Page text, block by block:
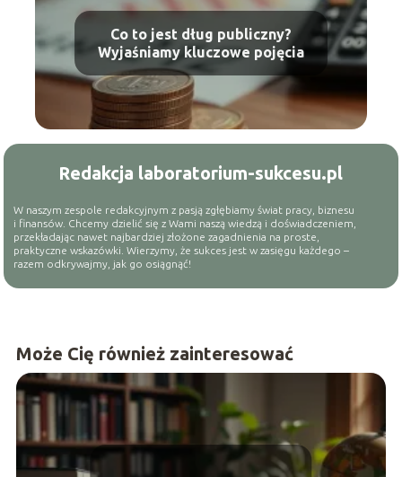
Co to jest dług publiczny?
Wyjaśniamy kluczowe pojęcia
Redakcja laboratorium-sukcesu.pl
W naszym zespole redakcyjnym z pasją zgłębiamy świat pracy, biznesu
i finansów. Chcemy dzielić się z Wami naszą wiedzą i doświadczeniem,
przekładając nawet najbardziej złożone zagadnienia na proste,
praktyczne wskazówki. Wierzymy, że sukces jest w zasięgu każdego –
razem odkrywajmy, jak go osiągnąć!
Może Cię również zainteresować